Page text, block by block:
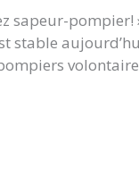
sapeur-pompier!
stable